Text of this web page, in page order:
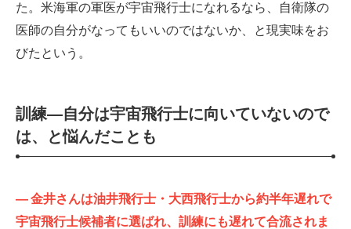
た。米海軍の軍医が宇宙飛行士になれるなら、自衛隊の
医師の自分がなってもいいのではないか、と現実味をお
びたという。
訓練—自分は宇宙飛行士に向いていないので
は、と悩んだことも
—金井さんは油井飛行士・大西飛行士から約半年遅れで
宇宙飛行士候補者に選ばれ、訓練にも遅れて合流されま